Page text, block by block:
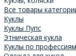
Все товары
Куклы
Куклы Пупс
Этническая кукла
Куклы по профессиям